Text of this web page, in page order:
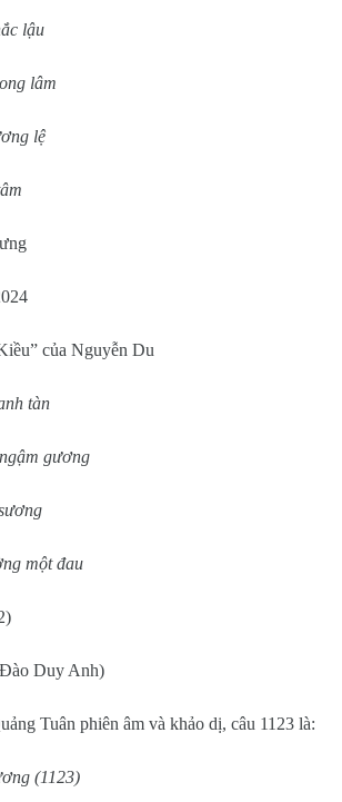
lậu
lâm
lệ
của Nguyễn Du
tàn
gương
một đau
Duy Anh)
Tuân phiên âm và khảo dị, câu 1123 là:
(1123)